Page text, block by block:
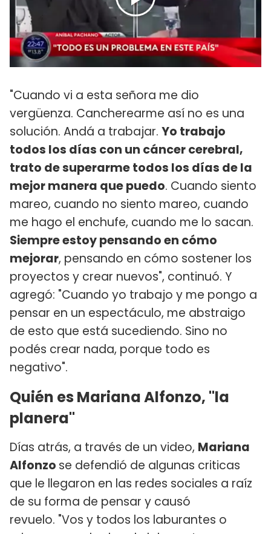
"Cuando vi a esta señora me dio
vergüenza. Cancherearme así no es una
solución. Andá a trabajar. Yo trabajo
todos los días con un cáncer cerebral,
trato de superarme todos los días de la
mejor manera que puedo. Cuando siento
mareo, cuando no siento mareo, cuando
me hago el enchufe, cuando me lo sacan.
Siempre estoy pensando en cómo
mejorar, pensando en cómo sostener los
proyectos y crear nuevos", continuó. Y
agregó: "Cuando yo trabajo y me pongo a
pensar en un espectáculo, me abstraigo
de esto que está sucediendo. Sino no
podés crear nada, porque todo es
negativo".
Quién es Mariana Alfonzo, "la
planera"
Días atrás, a través de un video, Mariana
Alfonzo se defendió de algunas criticas
que le llegaron en las redes sociales a raíz
de su forma de pensar y causó
revuelo. "Vos y todos los laburantes o